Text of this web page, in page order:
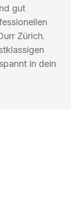
gut
Zürich.
in dein